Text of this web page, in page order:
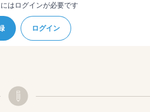
はログインが必要です
ログイン